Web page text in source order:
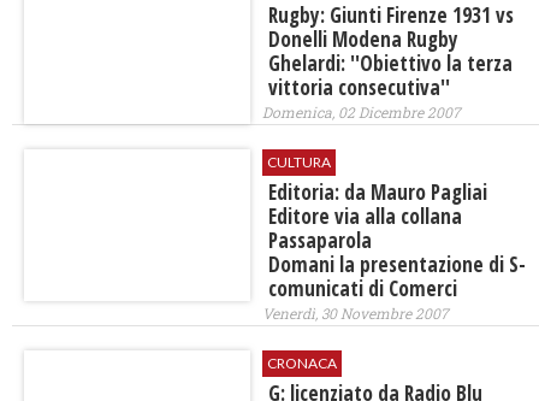
Rugby: Giunti Firenze 1931 vs
Donelli Modena Rugby
Ghelardi: ''Obiettivo la terza
vittoria consecutiva''
Domenica, 02 Dicembre 2007
CULTURA
Editoria: da Mauro Pagliai
Editore via alla collana
Passaparola
Domani la presentazione di S-
comunicati di Comerci
Venerdì, 30 Novembre 2007
CRONACA
G: licenziato da Radio Blu